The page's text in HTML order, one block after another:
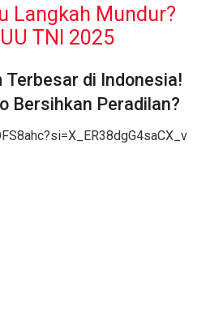
Langkah Mundur?
TNI 2025
Terbesar di Indonesia!
Bersihkan Peradilan?